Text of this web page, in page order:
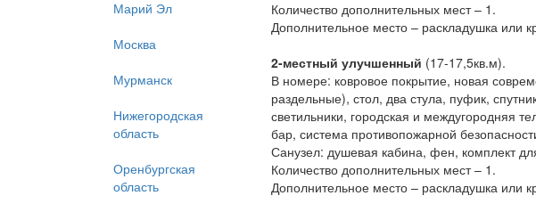
Марий Эл
Москва
Мурманск
Нижегородская
область
Оренбургская
область
Количество дополнительных мест – 1.
Дополнительное место – раскладушка или
2-местный улучшенный (17-17,5кв.м).
В номере: ковровое покрытие, новая
раздельные), стол, два стула, пуфик,
светильники, городская и междугородняя
бар, система противопожарной
Санузел: душевая кабина, фен, комплект
Количество дополнительных мест – 1.
Дополнительное место – раскладушка или